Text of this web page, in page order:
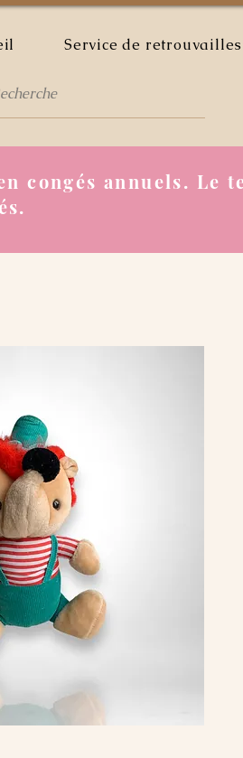
Service de retrouvailles
congés annuels. Le